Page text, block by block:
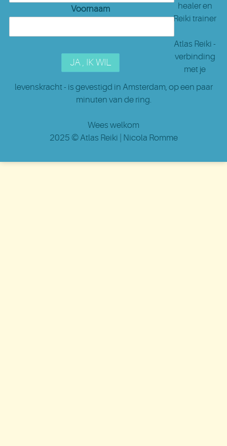
Voornaam
healer en
Reiki trainer
Atlas Reiki -
verbinding
met je
levenskracht - is gevestigd in Amsterdam, op een paar
minuten van de ring.
Wees welkom
2025 ©Atlas Reiki | Nicola Romme